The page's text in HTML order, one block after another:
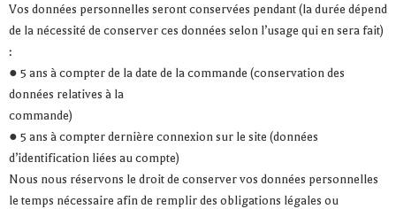
Vos données personnelles seront conservées pendant (la durée dépend
de la nécessité de conserver ces données selon l’usage qui en sera fait)
:
● 5 ans à compter de la date de la commande (conservation des
données relatives à la
commande)
● 5 ans à compter dernière connexion sur le site (données
d’identification liées au compte)
Nous nous réservons le droit de conserver vos données personnelles
le temps nécessaire afin de remplir des obligations légales ou